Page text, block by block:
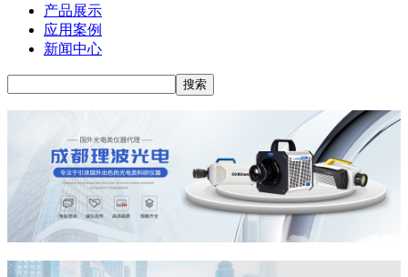
产品展示
应用案例
新闻中心